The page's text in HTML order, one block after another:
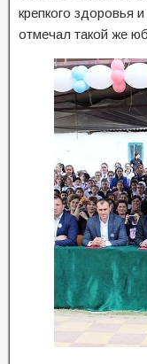
крепкого здоровья
отмечал такой же